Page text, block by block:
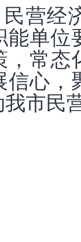
营经
能单位
，常态
信心，
市民